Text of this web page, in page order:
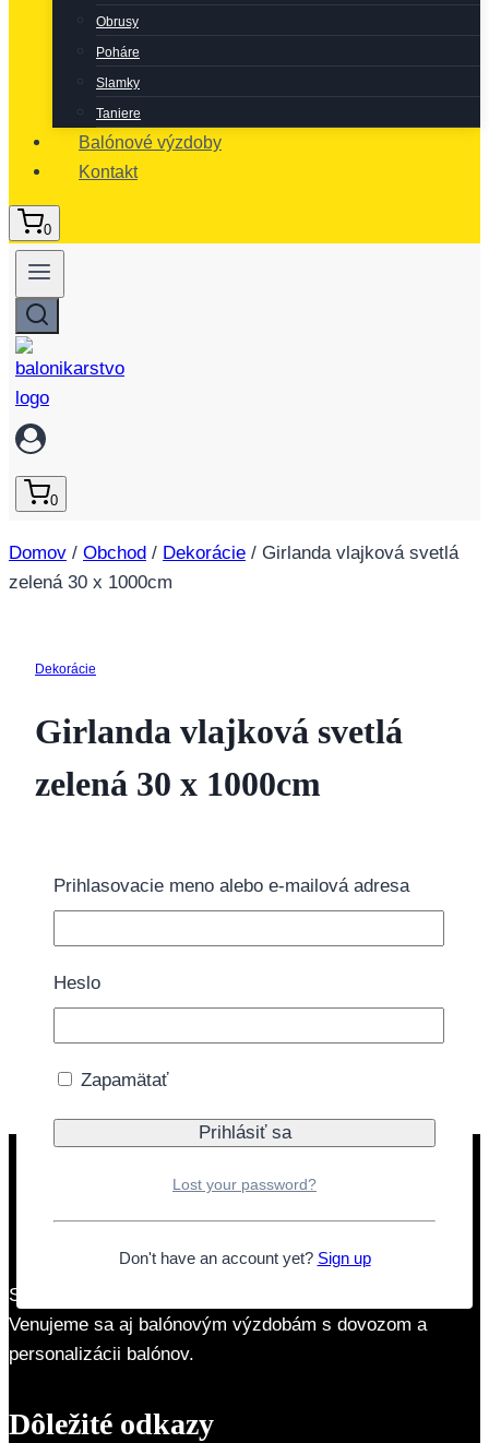
Obrusy
Poháre
Slamky
Taniere
Balónové výzdoby
Kontakt
0
0
Domov / Obchod / Dekorácie / Girlanda vlajková svetlá
zelená 30 x 1000cm
Dekorácie
Girlanda vlajková svetlá
zelená 30 x 1000cm
4 na sklade
množstvo Girlanda vlajková svetlá zelená 30 x
1000cm
Pridať do košíka
Sme rodinná firma so zameraním na párty produkty.
Venujeme sa aj balónovým výzdobám s dovozom a
personalizácii balónov.
Dôležité odkazy
Prihlasovacie meno alebo e-mailová adresa
Heslo
Zapamätať
Lost your password?
Don't have an account yet? Sign up